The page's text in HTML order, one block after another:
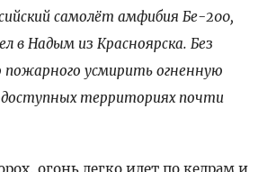
самолёт амфибия Бе-200,
в Надым из Красноярска. Без
пожарного усмирить огненную
территориях почти